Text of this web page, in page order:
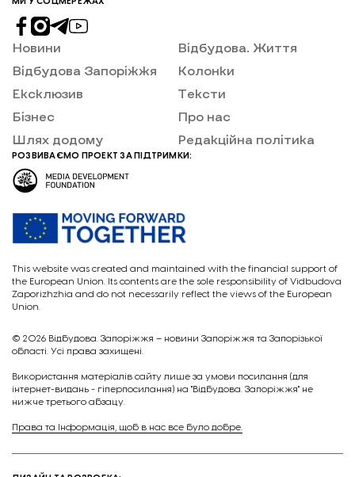
Новини
Відбудова Запоріжжя
Ексклюзив
Бізнес
Шлях додому
Відбудова. Життя
Колонки
Тексти
Про нас
Редакційна політика
РОЗВИВАЄМО ПРОЕКТ ЗА ПІДТРИМКИ:
This website was created and maintained with the financial support of
the European Union. Its contents are the sole responsibility of Vidbudova
Zaporizhzhia and do not necessarily reflect the views of the European
Union.
© 2026 Відбудова. Запоріжжя – новини Запоріжжя та Запорізької
області. Усі права захищені.
Викориcтання матеріалів сайту лише за умови посилання (для
інтернет-видань - гіперпосилання) на "Відбудова. Запоріжжя" не
нижче третього абзацу.
Права та Інформація, щоб в нас все було добре.